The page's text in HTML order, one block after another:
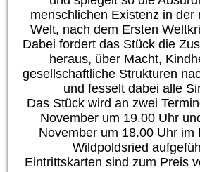
menschlichen Existenz in der
Welt, nach dem Ersten
Dabei fordert das Stück die
heraus, über Macht,
gesellschaftliche Strukturen
und fesselt dabei alle
Das Stück wird an zwei
November um 19.00 Uhr
November um 18.00 Uhr im
Wildpoldsried
Eintrittskarten sind zum Preis